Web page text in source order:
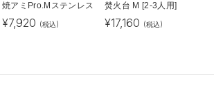
焼アミPro.Mステンレス
¥7,920 (税込)
焚火台 M [2-3人用]
¥17,160 (税込)